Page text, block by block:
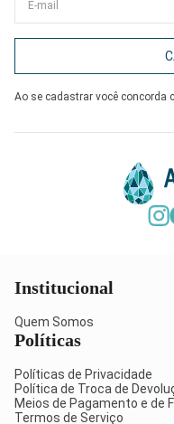
Ao se cadastrar você concorda
Institucional
Quem Somos
Políticas
Políticas de Privacidade
Política de Troca de
Meios de Pagamento e de
Termos de Serviço